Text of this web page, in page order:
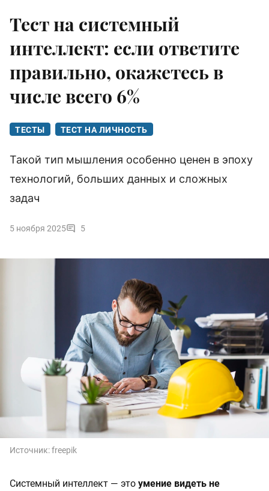
Тест на системный
интеллект: если ответите
правильно, окажетесь в
числе всего 6%
ТЕСТЫ ТЕСТ НА ЛИЧНОСТЬ
Такой тип мышления особенно ценен в эпоху
технологий, больших данных и сложных
задач
5 ноября 2025 5
Источник:freepik
Системный интеллект — это умение видеть не